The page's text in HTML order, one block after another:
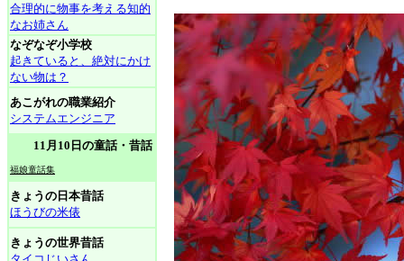
合理的に物事を考える知的
なお姉さん
なぞなぞ小学校
起きていると、絶対にかけ
ない物は？
あこがれの職業紹介
システムエンジニア
11月10日の童話・昔話
福娘童話集
きょうの日本昔話
ほうびの米俵
きょうの世界昔話